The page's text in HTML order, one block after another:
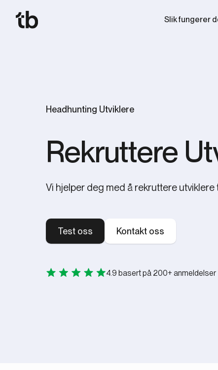
Slik fungerer
Headhunting Utviklere
Rekruttere
Vi hjelper deg med å rekruttere utviklere
Test oss Kontakt oss
4.9 basert på 200+ anmeldelser